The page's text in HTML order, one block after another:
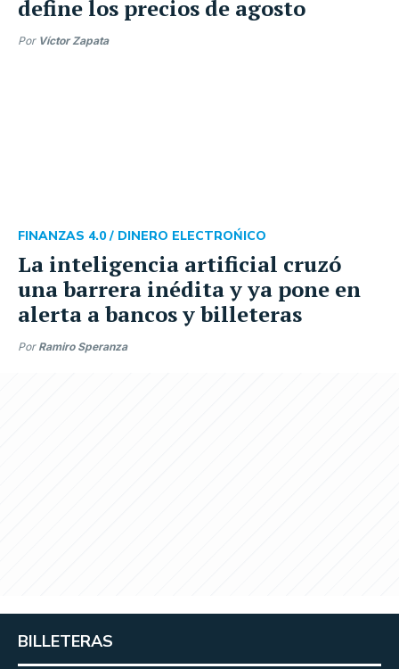
define los precios de agosto
Por Víctor Zapata
La inteligencia artificial cruzó
una barrera inédita y ya pone en
alerta a bancos y billeteras
FINANZAS 4.0 / DINERO ELECTROŃICO
Por Ramiro Speranza
BILLETERAS